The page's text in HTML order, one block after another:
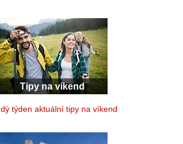
Tipy na víkend
týden aktuální tipy na víkend